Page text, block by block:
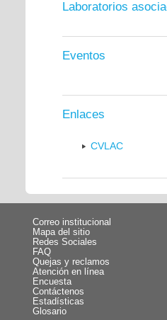
Laboratorios
Eventos
Enlaces
CVLAC
Correo institucional
Mapa del sitio
Redes Sociales
FAQ
Quejas y reclamos
Atención en línea
Encuesta
Contáctenos
Estadísticas
Glosario